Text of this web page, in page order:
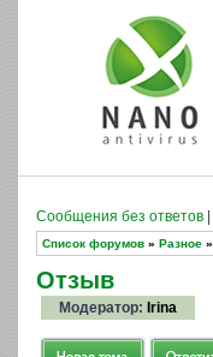
Сообщения без ответов
Список форумов » Разное »
Отзыв
Модератор: Irina